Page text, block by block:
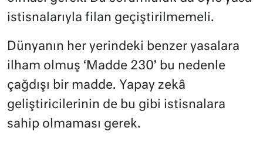
istisnalarıyla filan geçiştirilmemeli.
Dünyanın her yerindeki benzer yasalara
ilham olmuş ‘Madde 230’ bu nedenle
çağdışı bir madde. Yapay zekâ
geliştiricilerinin de bu gibi istisnalara
sahip olmaması gerek.